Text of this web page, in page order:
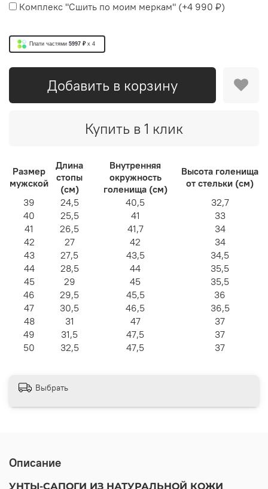
Плати частями 5997 ₽ x 4
Добавить в корзину
Купить в 1 клик
Комплекс "Сшить по моим меркам" (+4 990 ₽)
Размер
мужской
Длина
стопы
(см)
Внутренняя
окружность
голенища (см)
Высота голенища
от стельки (см)
39
24,5 40,5
32,7
40
25,5 41
33
41
26,5 41,7
34
42
27 42
34
43
27,5 43,5
34,5
44
28,5 44
35,5
45
29 45
35,5
46
29,5 45,5
36
47
30,5 46,5
36,5
48
31 47
37
49
31,5 47,5
37
50
32,5 47,5 37
Выбрать
Описание
УНТЫ-САПОГИ ИЗ НАТУРАЛЬНОЙ КОЖИ